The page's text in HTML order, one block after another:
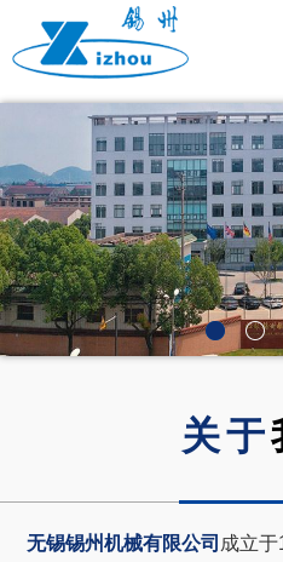
关于我们
制造能力
人力资源
新闻中心
联系我们
EN
企业邮箱
关于
无锡锡州机械有限公司 成立